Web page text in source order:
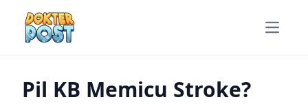
Open
Pil KB Memicu Stroke?